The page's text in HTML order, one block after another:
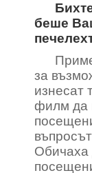
беше
за
изнесат
филм да
Обичаха